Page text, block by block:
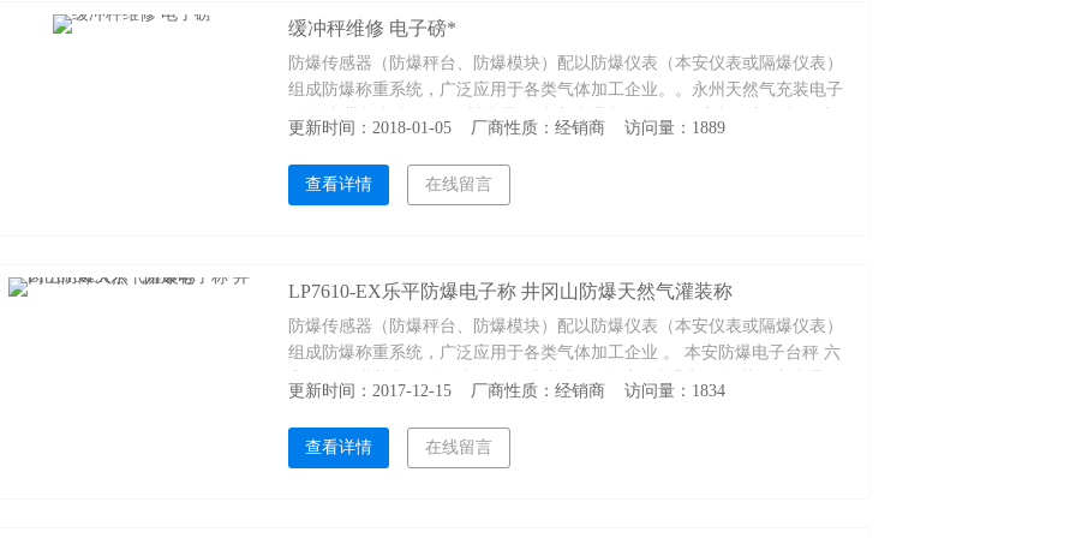
缓冲秤维修 电子磅*
防爆传感器（防爆秤台、防爆模块）配以防爆仪表（本安仪表或隔爆仪表）
组成防爆称重系统，广泛应用于各类气体加工企业。。永州天然气充装电子
称 资兴带打印电子秤 儋州防爆秤 本安防爆电子台秤。 缓冲秤维修 电子磅*
更新时间：2018-01-05 厂商性质：经销商 访问量：1889
查看详情 在线留言
LP7610-EX乐平防爆电子称 井冈山防爆天然气灌装称
防爆传感器（防爆秤台、防爆模块）配以防爆仪表（本安仪表或隔爆仪表）
组成防爆称重系统，广泛应用于各类气体加工企业 。 本安防爆电子台秤 六
安天然气灌装电子称 天长天然气充装电子称 乐平防爆电子称 井冈山防爆天
更新时间：2017-12-15 厂商性质：经销商 访问量：1834
查看详情 在线留言